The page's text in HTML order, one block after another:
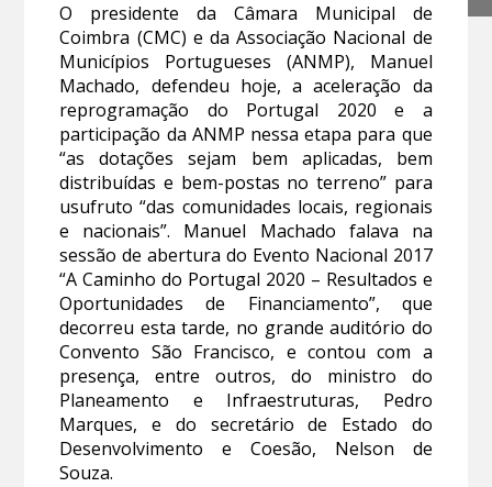
O presidente da Câmara Municipal de
Coimbra (CMC) e da Associação Nacional de
Municípios Portugueses (ANMP), Manuel
Machado, defendeu hoje, a aceleração da
reprogramação do Portugal 2020 e a
participação da ANMP nessa etapa para que
“as dotações sejam bem aplicadas, bem
distribuídas e bem-postas no terreno” para
usufruto “das comunidades locais, regionais
e nacionais”. Manuel Machado falava na
sessão de abertura do Evento Nacional 2017
“A Caminho do Portugal 2020 – Resultados e
Oportunidades de Financiamento”, que
decorreu esta tarde, no grande auditório do
Convento São Francisco, e contou com a
presença, entre outros, do ministro do
Planeamento e Infraestruturas, Pedro
Marques, e do secretário de Estado do
Desenvolvimento e Coesão, Nelson de
Souza.